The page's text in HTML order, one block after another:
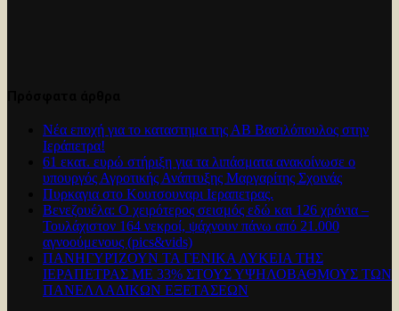
Νέα εποχή για το καταστημα της ΑΒ Βασιλόπουλος στην
Ιεράπετρα!
61 εκατ. ευρώ στήριξη για τα λιπάσματα ανακοίνωσε ο
υπουργός Αγροτικής Ανάπτυξης Μαργαρίτης Σχοινάς
Πυρκαγια στο Κουτσουναρι Ιεραπετρας.
Βενεζουέλα: Ο χειρότερος σεισμός εδώ και 126 χρόνια –
Τουλάχιστον 164 νεκροί, ψάχνουν πάνω από 21.000
αγνοούμενους (pics&vids)
ΠΑΝΗΓΥΡΊΖΟΥΝ ΤΑ ΓΕΝΙΚΑ ΛΥΚΕΙΑ ΤΗΣ
ΙΕΡΑΠΕΤΡΑΣ ΜΕ 33% ΣΤΟΥΣ ΥΨΗΛΟΒΑΘΜΟΥΣ ΤΩΝ
ΠΑΝΕΛΛΑΔΙΚΩΝ ΕΞΕΤΑΣΕΩΝ